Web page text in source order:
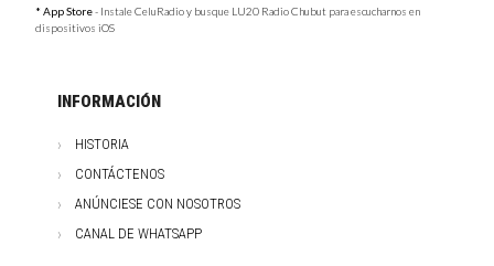
* App Store- Instale CeluRadio y busque LU20 Radio Chubut para escucharnos en
dispositivos iOS
INFORMACIÓN
HISTORIA
CONTÁCTENOS
ANÚNCIESE CON NOSOTROS
CANAL DE WHATSAPP